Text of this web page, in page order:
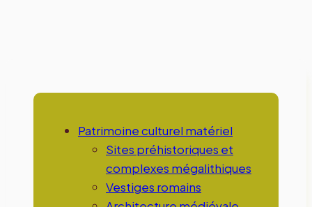
Patrimoine culturel matériel
Sites préhistoriques et
complexes mégalithiques
Vestiges romains